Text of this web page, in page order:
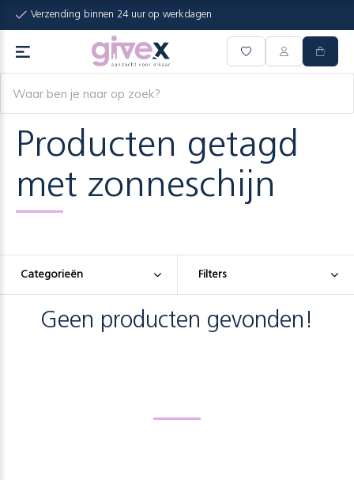
Verzending binnen 24 uur op werkdagen
Producten getagd
met zonneschijn
Categorieën Filters
Geen producten gevonden!